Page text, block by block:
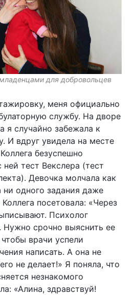
для добровольцев
меня официально
службу. На дворе
я случайно забежала к
И вдруг увидела на месте
безуспешно
тест Векслера (тест
Девочка молчала как
одного задания даже
посетовала: «Через
Психолог
Нужно срочно выяснить ее
врачи успели
написать. А она не
не делает!» Я поняла, что
незнакомого
«Алина, здравствуй!